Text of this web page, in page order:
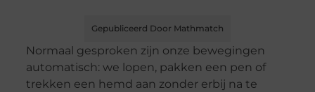
Gepubliceerd Door Mathmatch
Normaal gesproken zijn onze bewegingen
automatisch: we lopen, pakken een pen of
trekken een hemd aan zonder erbij na te